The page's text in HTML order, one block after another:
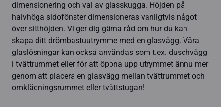
dimensionering och val av glasskugga. Höjden på
halvhöga sidofönster dimensioneras vanligtvis något
över sitthöjden. Vi ger dig gärna råd om hur du kan
skapa ditt drömbastuutrymme med en glasvägg. Våra
glaslösningar kan också användas som t.ex. duschvägg
i tvättrummet eller för att öppna upp utrymmet ännu mer
genom att placera en glasvägg mellan tvättrummet och
omklädningsrummet eller tvättstugan!